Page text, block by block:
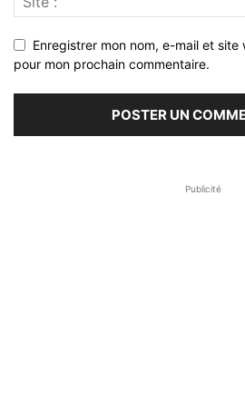
Enregistrer mon nom, e-mail et
pour mon prochain commentaire.
Publicité